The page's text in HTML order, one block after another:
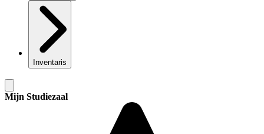
Inventaris
Mijn Studiezaal